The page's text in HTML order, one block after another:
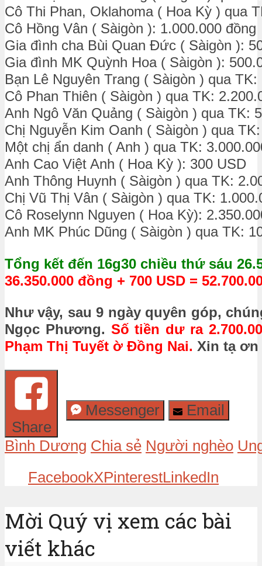
Cô Thi Phan, Oklahoma ( Hoa Kỳ ) qua
Cô Hồng Vân ( Sàigòn ): 1.000.000 đồng
Gia đình cha Bùi Quan Đức ( Sàigòn ):
Gia đình MK Quỳnh Hoa ( Sàigòn ):
Bạn Lê Nguyên Trang ( Sàigòn ) qua TK:
Cô Phan Thiên ( Sàigòn ) qua TK:
Anh Ngô Văn Quảng ( Sàigòn ) qua TK:
Chị Nguyễn Kim Oanh ( Sàigòn ) qua
Một chị ẩn danh ( Anh ) qua TK:
Anh Cao Việt Anh ( Hoa Kỳ ): 300 USD
Anh Thông Huynh ( Sàigòn ) qua TK:
Chị Vũ Thị Vân ( Sàigòn ) qua TK:
Cô Roselynn Nguyen ( Hoa Kỳ):
Anh MK Phúc Dũng ( Sàigòn ) qua TK:
Tổng kết đến 16g30 chiều thứ sáu
36.350.000 đồng + 700 USD =
Như vậy, sau 9 ngày quyên góp,
Ngọc Phương. Số tiền dư ra
Phạm Thị Tuyết ờ Đồng Nai. Xin tạ ơn
Share
Messenger Email
Bình Dương Chia sẻ Người nghèo
FacebookXPinterestLinkedIn
Mời Quý vị xem các bài
viết khác